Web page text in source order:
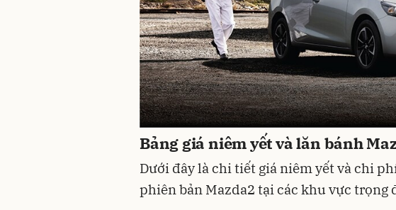
Bảng giá niêm yết và lăn bánh
Dưới đây là chi tiết giá niêm yết và chi
phiên bản Mazda2 tại các khu vực trọng